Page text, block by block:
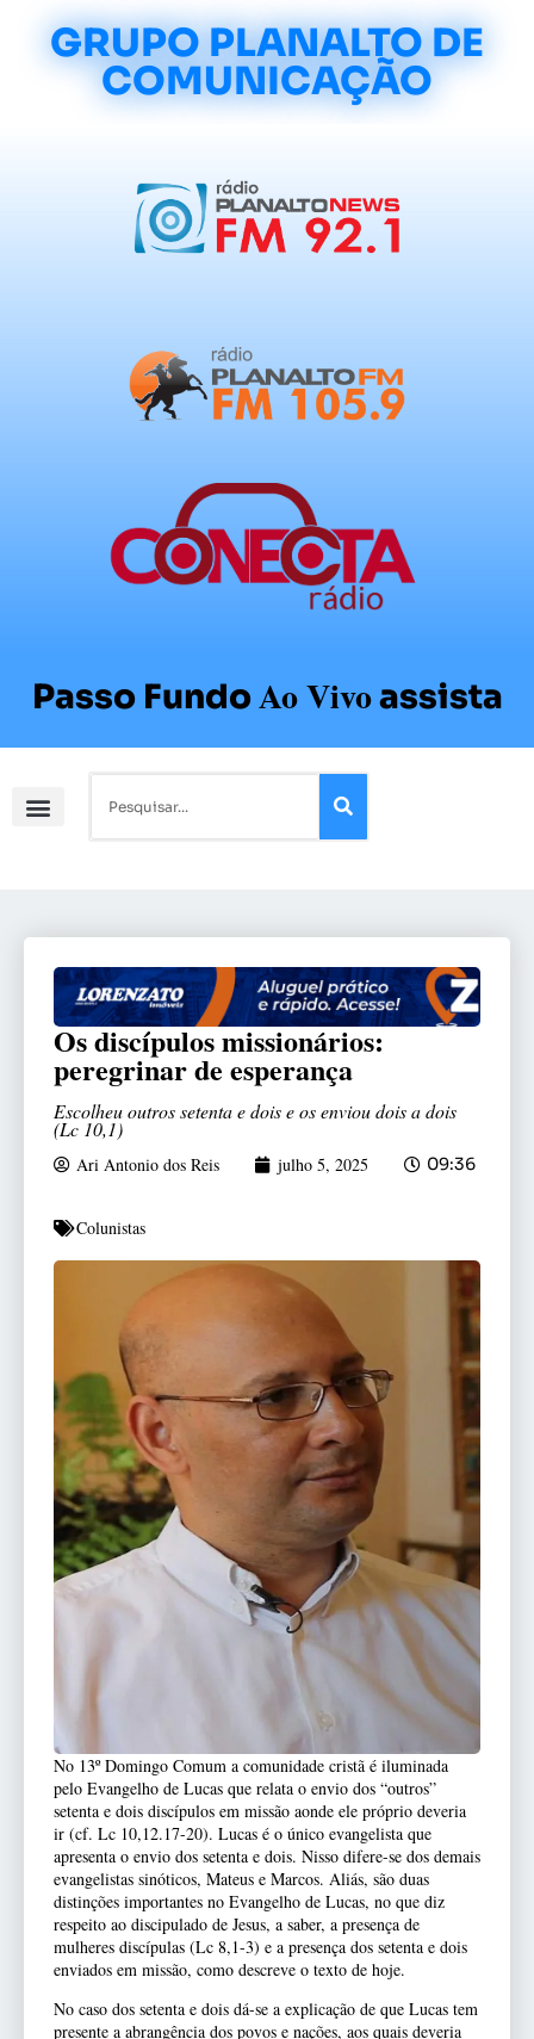
GRUPO PLANALTO DE
COMUNICAÇÃO
Passo FundoAo Vivoassista
Os discípulos missionários:
peregrinar de esperança
Escolheu outros setenta e dois e os enviou dois a dois
(Lc 10,1)
Ari Antonio dos Reis julho 5, 2025 09:36
Colunistas
No 13º Domingo Comum a comunidade cristã é iluminada
pelo Evangelho de Lucas que relata o envio dos “outros”
setenta e dois discípulos em missão aonde ele próprio deveria
ir (cf. Lc 10,12.17-20). Lucas é o único evangelista que
apresenta o envio dos setenta e dois. Nisso difere-se dos demais
evangelistas sinóticos, Mateus e Marcos. Aliás, são duas
distinções importantes no Evangelho de Lucas, no que diz
respeito ao discipulado de Jesus, a saber, a presença de
mulheres discípulas (Lc 8,1-3) e a presença dos setenta e dois
enviados em missão, como descreve o texto de hoje.
No caso dos setenta e dois dá-se a explicação de que Lucas tem
presente a abrangência dos povos e nações, aos quais deveria